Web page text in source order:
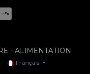
- ALIMENTATION
Français